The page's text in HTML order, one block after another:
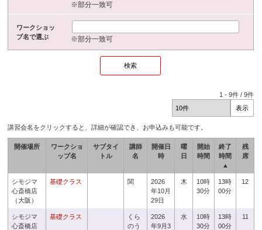
※部分一致可
ワークショッ
プ名で選ぶ
※部分一致可
1 -9件 /9件
講習会名をクリックすると、詳細が確認でき、お申込みも可能です。
開催場所
ワークショ
ップ名
サブタイ
トル
講師
名
開催日
時
曜
日
開始
時間
終了
時間
▲
残
席
シモジマ
心斎橋店
（大阪）
基礎クラス 関
2026
年10月
29日
木
10時
30分
13時
00分
12
シモジマ
心斎橋店
基礎クラス
くら
のう
2026
年9月3
水
10時
30分
13時
00分
11